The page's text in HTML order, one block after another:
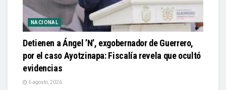
NACIONAL
Detienen a Ángel ’N’, exgobernador de Guerrero,
por el caso Ayotzinapa: Fiscalía revela que ocultó
evidencias
6 agosto, 2026